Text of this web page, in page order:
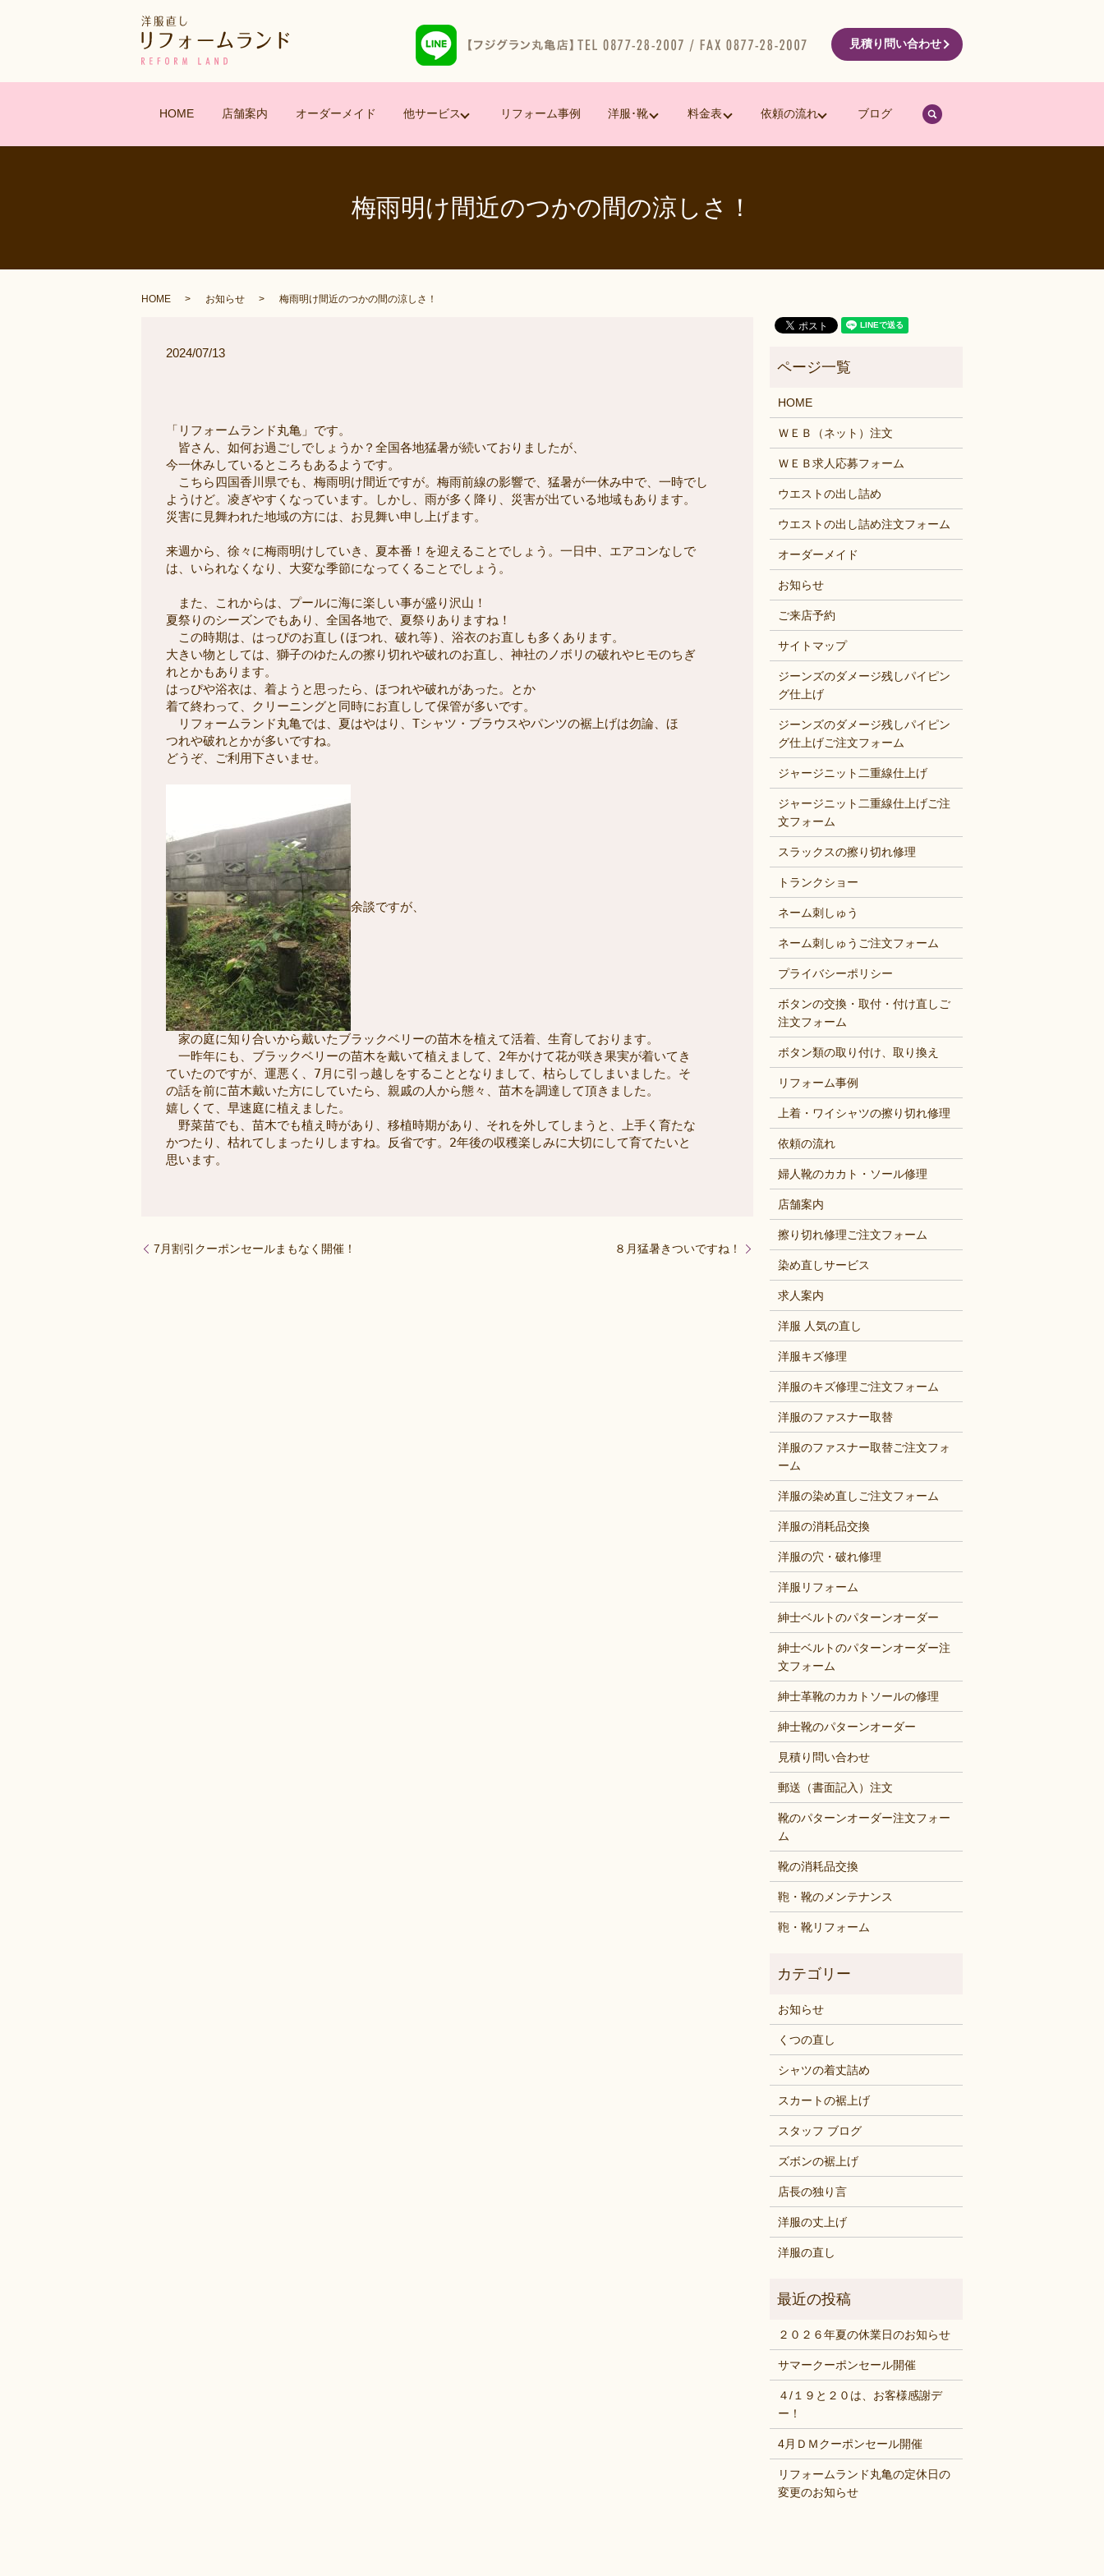
見積り問い合わせ
HOME 店舗案内 オーダーメイド 他サービス リフォーム事例 洋服･靴 料金表 依頼の流れ ブログ
梅雨明け間近のつかの間の涼しさ！
HOME お知らせ 梅雨明け間近のつかの間の涼しさ！
2024/07/13
「リフォームランド丸亀」です。
皆さん、如何お過ごしでしょうか？全国各地猛暑が続いておりましたが、
今一休みしているところもあるようです。
こちら四国香川県でも、梅雨明け間近ですが。梅雨前線の影響で、猛暑が一休み中で、一時でし
ようけど。凌ぎやすくなっています。しかし、雨が多く降り、災害が出ている地域もあります。
来週から、徐々に梅雨明けしていき、夏本番！を迎えることでしょう。一日中、エアコンなしで
は、いられなくなり、大変な季節になってくることでしょう。
また、これからは、プールに海に楽しい事が盛り沢山！
夏祭りのシーズンでもあり、全国各地で、夏祭りありますね！
この時期は、はっぴのお直し(ほつれ、破れ等)、浴衣のお直しも多くあります。
大きい物としては、獅子のゆたんの擦り切れや破れのお直し、神社のノボリの破れやヒモのちぎ
れとかもあります。
はっぴや浴衣は、着ようと思ったら、ほつれや破れがあった。とか
着て終わって、クリーニングと同時にお直しして保管が多いです。
リフォームランド丸亀では、夏はやはり、Tシャツ・ブラウスやパンツの裾上げは勿論、ほ
つれや破れとかが多いですね。
どうぞ、ご利用下さいませ。
余談ですが、
家の庭に知り合いから戴いたブラックベリーの苗木を植えて活着、生育しております。
一昨年にも、ブラックベリーの苗木を戴いて植えまして、2年かけて花が咲き果実が着いてき
ていたのですが、運悪く、7月に引っ越しをすることとなりまして、枯らしてしまいました。そ
の話を前に苗木戴いた方にしていたら、親戚の人から態々、苗木を調達して頂きました。
嬉しくて、早速庭に植えました。
野菜苗でも、苗木でも植え時があり、移植時期があり、それを外してしまうと、上手く育たな
かつたり、枯れてしまったりしますね。反省です。2年後の収穫楽しみに大切にして育てたいと
思います。
7月割引クーポンセールまもなく開催！ ８月猛暑きついですね！
HOME
ＷＥＢ（ネット）注文
ＷＥＢ求人応募フォーム
ウエストの出し詰め
ウエストの出し詰め注文フォーム
オーダーメイド
お知らせ
ご来店予約
サイトマップ
ジーンズのダメージ残しパイピン
グ仕上げ
ジーンズのダメージ残しパイピン
グ仕上げご注文フォーム
ジャージニット二重線仕上げ
ジャージニット二重線仕上げご注
文フォーム
スラックスの擦り切れ修理
トランクショー
ネーム刺しゅう
ネーム刺しゅうご注文フォーム
プライバシーポリシー
ボタンの交換・取付・付け直しご
注文フォーム
ボタン類の取り付け、取り換え
リフォーム事例
上着・ワイシャツの擦り切れ修理
依頼の流れ
婦人靴のカカト・ソール修理
店舗案内
擦り切れ修理ご注文フォーム
染め直しサービス
求人案内
洋服 人気の直し
洋服キズ修理
洋服のキズ修理ご注文フォーム
洋服のファスナー取替
洋服のファスナー取替ご注文フォ
ーム
洋服の染め直しご注文フォーム
洋服の消耗品交換
洋服の穴・破れ修理
洋服リフォーム
紳士ベルトのパターンオーダー
紳士ベルトのパターンオーダー注
文フォーム
紳士革靴のカカトソールの修理
紳士靴のパターンオーダー
見積り問い合わせ
郵送（書面記入）注文
靴のパターンオーダー注文フォー
ム
靴の消耗品交換
鞄・靴のメンテナンス
鞄・靴リフォーム
お知らせ
くつの直し
シャツの着丈詰め
スカートの裾上げ
スタッフ ブログ
ズボンの裾上げ
店長の独り言
洋服の丈上げ
洋服の直し
２０２６年夏の休業日のお知らせ
サマークーポンセール開催
４/１９と２０は、お客様感謝デ
ー！
4月ＤＭクーポンセール開催
リフォームランド丸亀の定休日の
変更のお知らせ